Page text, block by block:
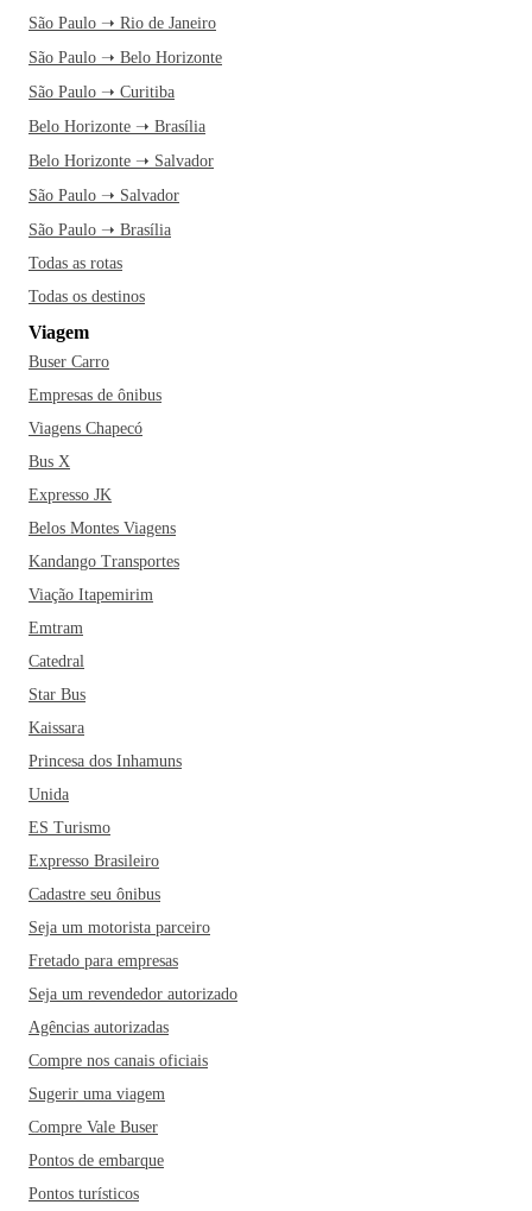
São Paulo ➝ Rio de Janeiro
São Paulo ➝ Belo Horizonte
São Paulo ➝ Curitiba
Belo Horizonte ➝ Brasília
Belo Horizonte ➝ Salvador
São Paulo ➝ Salvador
São Paulo ➝ Brasília
Todas as rotas
Todas os destinos
Viagem
Buser Carro
Empresas de ônibus
Viagens Chapecó
Bus X
Expresso JK
Belos Montes Viagens
Kandango Transportes
Viação Itapemirim
Emtram
Catedral
Star Bus
Kaissara
Princesa dos Inhamuns
Unida
ES Turismo
Expresso Brasileiro
Cadastre seu ônibus
Seja um motorista parceiro
Fretado para empresas
Seja um revendedor autorizado
Agências autorizadas
Compre nos canais oficiais
Sugerir uma viagem
Compre Vale Buser
Pontos de embarque
Pontos turísticos